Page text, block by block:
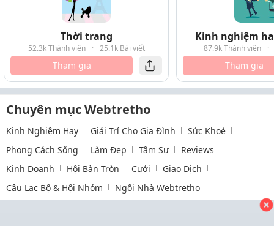
Thời trang
52.3k Thành viên · 25.1k Bài viết
Tham gia
Kinh nghiệm
87.9k Thành viên ·
Tham gia
Chuyên mục Webtretho
Kinh Nghiệm Hay Giải Trí Cho Gia Đình
Sức Khoẻ
Phong Cách Sống
Làm Đẹp Tâm Sự
Reviews
Kinh Doanh
Hội Bàn Tròn Cưới
Giao Dịch
Câu Lạc Bộ & Hội Nhóm
Ngôi Nhà Webtretho